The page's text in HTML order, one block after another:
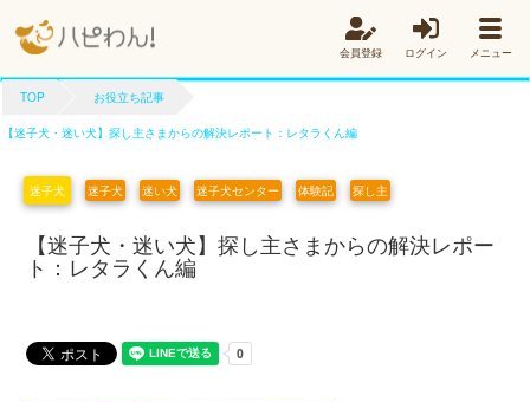
会員登録 ログイン メニュー
TOP お役立ち記事
【迷子犬・迷い犬】探し主さまからの解決レポート：レタラくん編
迷子犬 迷子犬 迷い犬 迷子犬センター 体験記 探し主
【迷子犬・迷い犬】探し主さまからの解決レポー
ト：レタラくん編